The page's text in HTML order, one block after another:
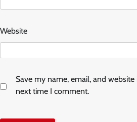
Website
Save my name, email, and
next time I comment.